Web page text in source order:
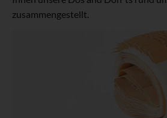
zusammengestellt.